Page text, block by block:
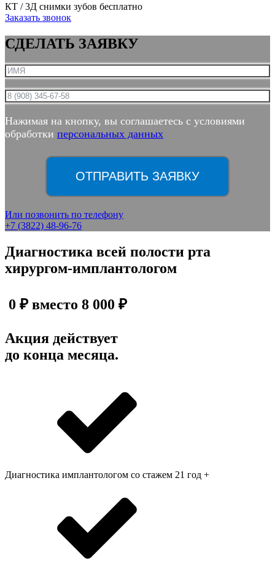
КТ / 3Д снимки зубов бесплатно
Заказать звонок
СДЕЛАТЬ ЗАЯВКУ
Нажимая на кнопку, вы соглашаетесь с условиями
обработки персональных данных
ОТПРАВИТЬ ЗАЯВКУ
Или позвонить по телефону
+7 (3822) 48-96-76
Диагностика всей полости рта
хирургом-имплантологом
0 ₽ вместо 8 000 ₽
Акция действует
до конца месяца.
Диагностика имплантологом со стажем 21 год +